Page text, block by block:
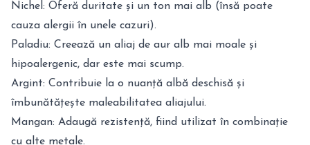
Nichel: Oferă duritate și un ton mai alb (însă poate
cauza alergii în unele cazuri).
Paladiu: Creează un aliaj de aur alb mai moale și
hipoalergenic, dar este mai scump.
Argint: Contribuie la o nuanță albă deschisă și
îmbunătățește maleabilitatea aliajului.
Mangan: Adaugă rezistență, fiind utilizat în combinație
cu alte metale.